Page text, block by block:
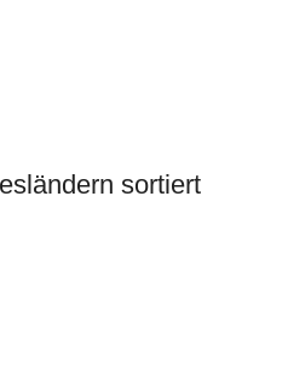
sortiert